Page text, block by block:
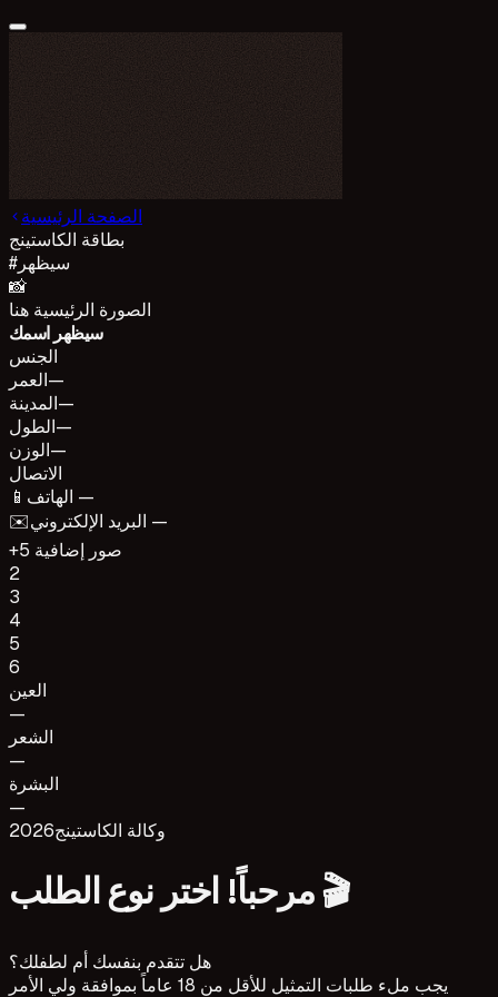
الصفحة الرئيسية
بطاقة الكاستينج
# سيظهر
📸
الصورة الرئيسية هنا
سيظهر اسمك
الجنس
العمر—
المدينة—
الطول—
الوزن—
الاتصال
📱
الهاتف —
✉️
البريد الإلكتروني —
+5 صور إضافية
2
3
4
5
6
العين
—
الشعر
—
البشرة
—
وكالة الكاستينج2026
مرحباً! اختر نوع الطلب 🎬
هل تتقدم بنفسك أم لطفلك؟
يجب ملء طلبات التمثيل للأقل من 18 عاماً بموافقة ولي الأمر